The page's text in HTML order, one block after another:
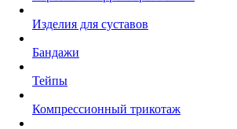
Изделия для суставов
Бандажи
Тейпы
Компрессионный трикотаж